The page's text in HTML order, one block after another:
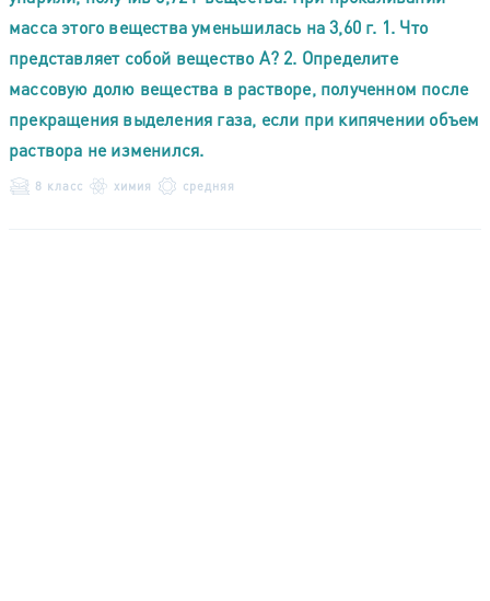
масса этого вещества уменьшилась на 3,60 г. 1. Что
представляет собой вещество А? 2. Определите
массовую долю вещества в растворе, полученном после
прекращения выделения газа, если при кипячении объем
раствора не изменился.
8 класс химия средняя